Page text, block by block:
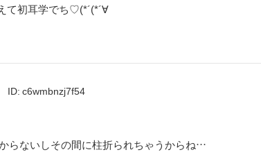
て初耳学でち♡(*´(*´∀
ID: c6wmbnzj7f54
らないしその間に柱折られちゃうからね…